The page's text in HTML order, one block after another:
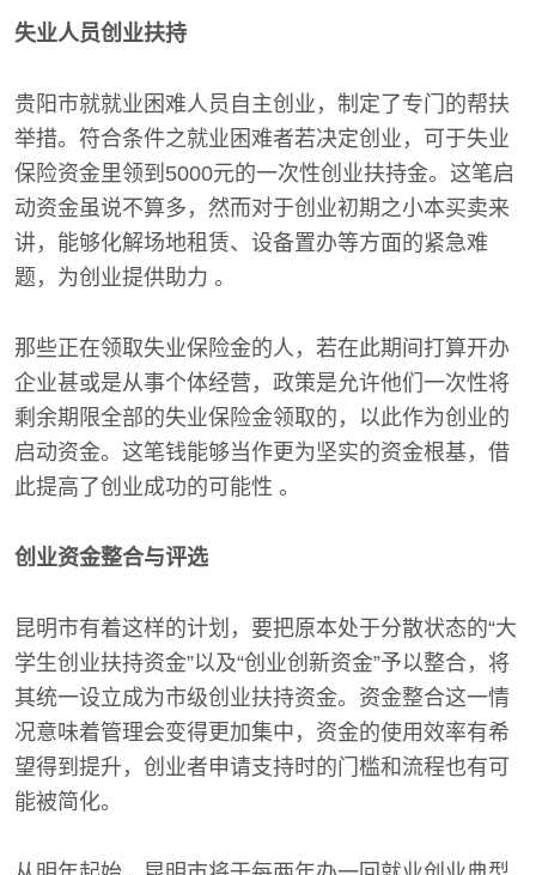
失业人员创业扶持
贵阳市就就业困难人员自主创业，制定了专门的帮扶
举措。符合条件之就业困难者若决定创业，可于失业
保险资金里领到5000元的一次性创业扶持金。这笔启
动资金虽说不算多，然而对于创业初期之小本买卖来
讲，能够化解场地租赁、设备置办等方面的紧急难
题，为创业提供助力 。
那些正在领取失业保险金的人，若在此期间打算开办
企业甚或是从事个体经营，政策是允许他们一次性将
剩余期限全部的失业保险金领取的，以此作为创业的
启动资金。这笔钱能够当作更为坚实的资金根基，借
此提高了创业成功的可能性 。
创业资金整合与评选
昆明市有着这样的计划，要把原本处于分散状态的“大
学生创业扶持资金”以及“创业创新资金”予以整合，将
其统一设立成为市级创业扶持资金。资金整合这一情
况意味着管理会变得更加集中，资金的使用效率有希
望得到提升，创业者申请支持时的门槛和流程也有可
能被简化。